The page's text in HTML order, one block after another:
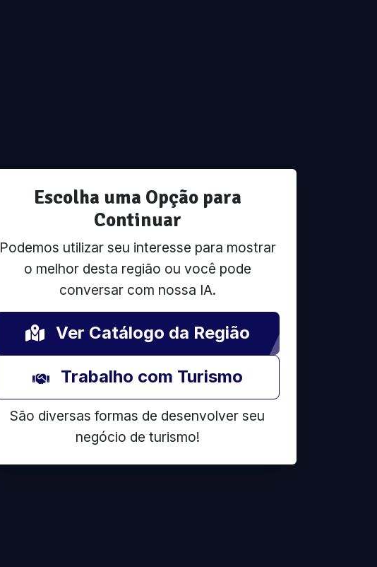
Escolha uma Opção para
Continuar
Podemos utilizar seu interesse para mostrar
o melhor desta região ou você pode
conversar com nossa IA.
Ver Catálogo da Região
Trabalho com Turismo
São diversas formas de desenvolver seu
negócio de turismo!